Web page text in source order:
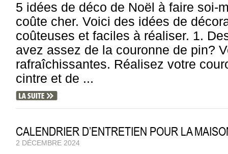
5 idées de déco de Noël à faire soi-
coûte cher. Voici des idées de
coûteuses et faciles à réaliser. 1.
avez assez de la couronne de pin?
rafraîchissantes. Réalisez votre
cintre et de ...
CALENDRIER D’ENTRETIEN POUR LA
2 DÉCEMBRE 2024